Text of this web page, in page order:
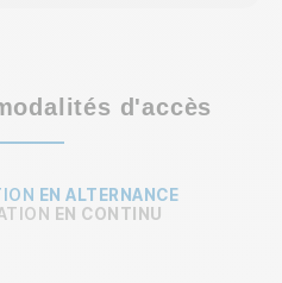
d'accès
EN ALTERNANCE
EN CONTINU